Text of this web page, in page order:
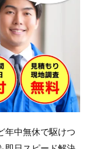
年中無休で駆けつ